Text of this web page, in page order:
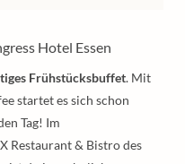
Hotel Essen
Frühstücksbuffet. Mit
startet es sich schon
Tag! Im
Restaurant & Bistro des